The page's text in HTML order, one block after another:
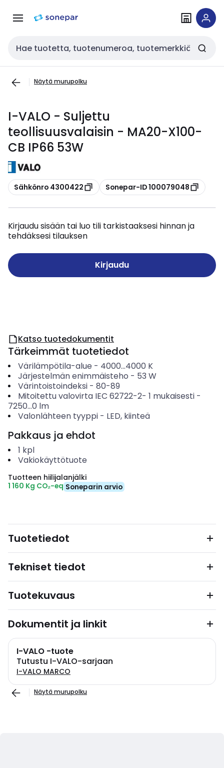
navigointiinsisältöön
Haku
Näytä murupolku
I-VALO - Suljettu
teollisuusvalaisin - MA20-X100-
CB IP66 53W
Kopioi
Sähkönro 4300422 Kopioi
Sonepar-ID 100079048
Kirjaudu sisään tai luo tili tarkistaaksesi hinnan ja
tehdäksesi tilauksen
Kirjaudu
Katso tuotedokumentit
Tärkeimmät tuotetiedot
Värilämpötila-alue - 4000...4000 K
Järjestelmän enimmäisteho - 53 W
Värintoistoindeksi- 80-89
Mitoitettu valovirta IEC 62722-2- 1 mukaisesti-
7250...0 lm
Valonlähteen tyyppi- LED, kiinteä
Pakkaus ja ehdot
1 kpl
Vakiokäyttötuote
Tuotteen hiilijalanjälki
1 160 Kg CO₂-eq Soneparin arvio
Tuotetiedot
Tekniset tiedot
Tuotekuvaus
Dokumentit ja linkit
I-VALO -tuote
Tutustu I-VALO-sarjaan
I-VALO MARCO
Näytä murupolku